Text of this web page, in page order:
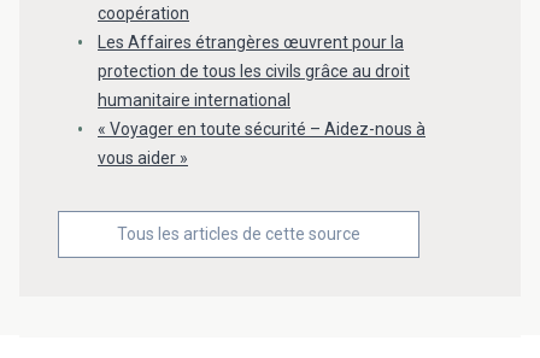
coopération
Les Affaires étrangères œuvrent pour la
protection de tous les civils grâce au droit
humanitaire international
« Voyager en toute sécurité – Aidez-nous à
vous aider »
Tous les articles de cette source